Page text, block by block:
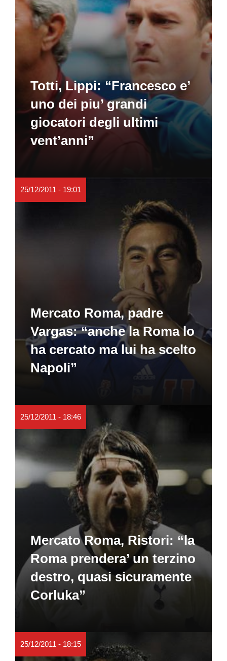
Totti, Lippi: “Francesco e’
uno dei piu’ grandi
giocatori degli ultimi
vent’anni”
25/12/2011 - 19:01
Mercato Roma, padre
Vargas: “anche la Roma lo
ha cercato ma lui ha scelto
Napoli”
25/12/2011 - 18:46
Mercato Roma, Ristori: “la
Roma prendera’ un terzino
destro, quasi sicuramente
Corluka”
25/12/2011 - 18:15